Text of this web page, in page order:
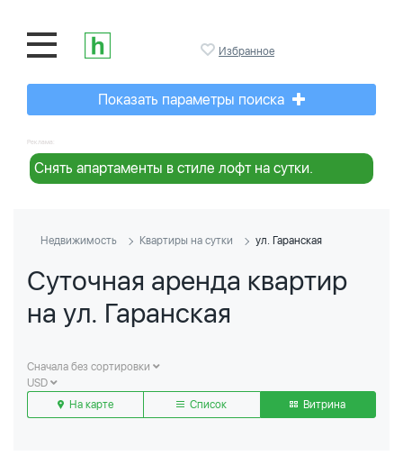
Избранное
Показать параметры поиска
Реклама:
Снять апартаменты в стиле лофт на сутки.
Недвижимость Квартиры на сутки ул. Гаранская
Суточная аренда квартир
на ул. Гаранская
Сначала без сортировки
USD
На карте
Список Витрина